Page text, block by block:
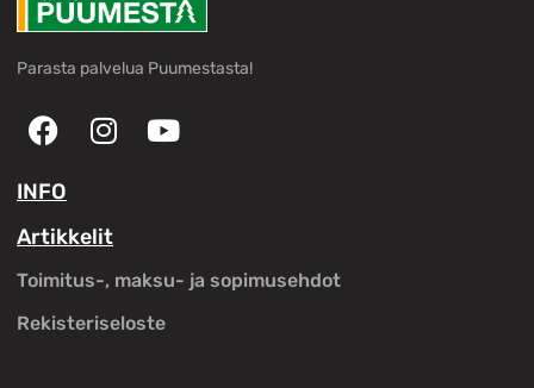
Parasta palvelua Puumestasta!
INFO
Artikkelit
Toimitus-, maksu- ja sopimusehdot
Rekisteriseloste